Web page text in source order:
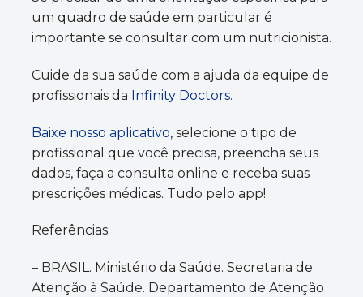
um quadro de saúde em particular é
importante se consultar com um nutricionista.
Cuide da sua saúde com a ajuda da equipe de
profissionais da Infinity Doctors.
Baixe nosso aplicativo, selecione o tipo de
profissional que você precisa, preencha seus
dados, faça a consulta online e receba suas
prescrições médicas. Tudo pelo app!
Referências:
– BRASIL. Ministério da Saúde. Secretaria de
Atenção à Saúde. Departamento de Atenção